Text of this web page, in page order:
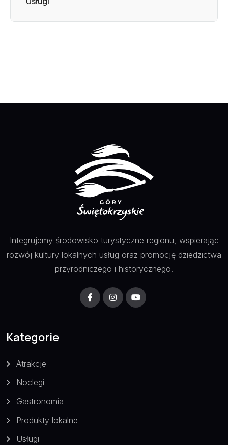
Integrujemy środowisko turystyczne regionu, wspierając
rozwój kultury lokalnych usług oraz promocję dziedzictwa
przyrodniczego i historycznego.
Kategorie
Atrakcje
Noclegi
Gastronomia
Produkty lokalne
Usługi